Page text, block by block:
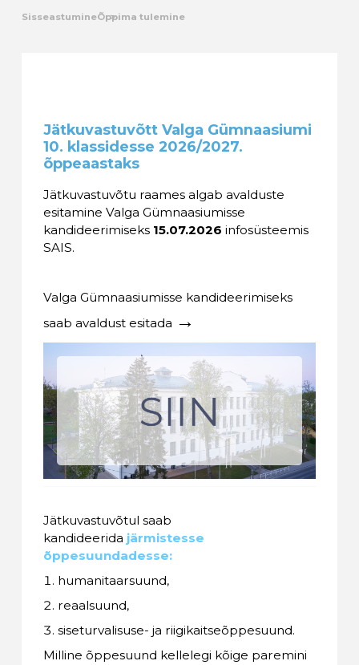
SisseastumineÕppima tulemine
Jätkuvastuvõtt Valga Gümnaasiumi
10. klassidesse 2026/2027.
õppeaastaks​
Jätkuvastuvõtu raames algab avalduste
esitamine Valga Gümnaasiumisse
kandideerimiseks 15.07.2026 infosüsteemis
SAIS.
Valga Gümnaasiumisse kandideerimiseks
saab avaldust esitada →
Jätkuvastuvõtul saab
kandideerida järmistesse
õppesuundadesse:
humanitaarsuund,
reaalsuund,
siseturvalisuse- ja riigikaitseõppesuund.
Milline õppesuund kellelegi kõige paremini
Järelvalve